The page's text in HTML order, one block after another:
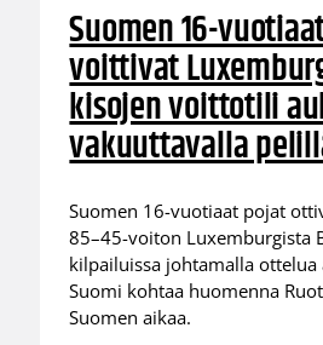
Suomen 16-
voittivat
kisojen voittotili
vakuuttavalla
Suomen 16-vuotiaat pojat
85–45-voiton Luxemburgista
kilpailuissa johtamalla ottelua
Suomi kohtaa huomenna
Suomen aikaa.